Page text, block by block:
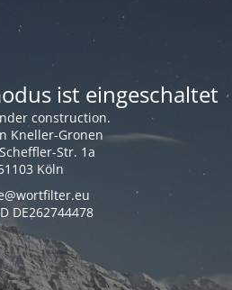
ist eingeschaltet
construction.
Kneller-Gronen
Str. 1a
Köln
DE262744478